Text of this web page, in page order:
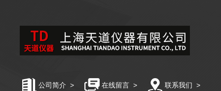
公司简介 > 在线留言 > 联系我们 >